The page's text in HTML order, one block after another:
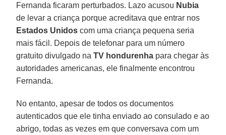
Fernanda ficaram perturbados. Lazo acusou Nubia
de levar a criança porque acreditava que entrar nos
Estados Unidos com uma criança pequena seria
mais fácil. Depois de telefonar para um número
gratuito divulgado naTV hondurenha para chegar às
autoridades americanas, ele finalmente encontrou
Fernanda.
No entanto, apesar de todos os documentos
autenticados que ele tinha enviado ao consulado e ao
abrigo, todas as vezes em que conversava com um